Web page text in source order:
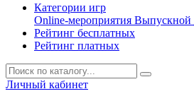
Категории игр
Online-мероприятия Выпускной
Рейтинг бесплатных
Рейтинг платных
Личный кабинет